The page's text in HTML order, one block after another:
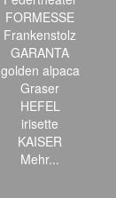
FORMESSE
Frankenstolz
GARANTA
golden alpaca
Graser
HEFEL
irisette
KAISER
Mehr...